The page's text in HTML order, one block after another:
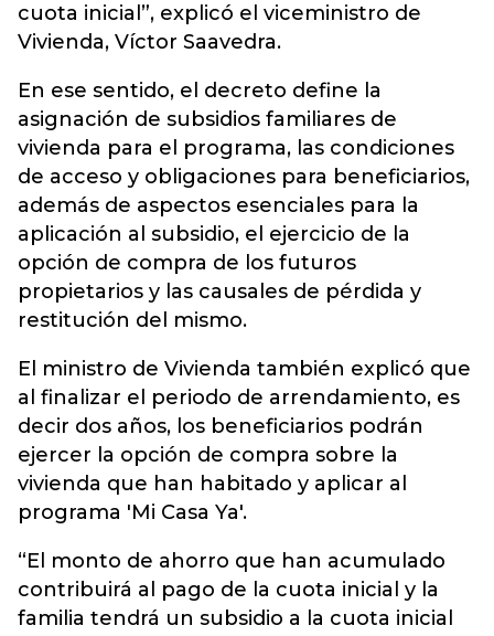
cuota inicial”, explicó el viceministro de
Vivienda, Víctor Saavedra.
En ese sentido, el decreto define la
asignación de subsidios familiares de
vivienda para el programa, las condiciones
de acceso y obligaciones para beneficiarios,
además de aspectos esenciales para la
aplicación al subsidio, el ejercicio de la
opción de compra de los futuros
propietarios y las causales de pérdida y
restitución del mismo.
El ministro de Vivienda también explicó que
al finalizar el periodo de arrendamiento, es
decir dos años, los beneficiarios podrán
ejercer la opción de compra sobre la
vivienda que han habitado y aplicar al
programa 'Mi Casa Ya'.
“El monto de ahorro que han acumulado
contribuirá al pago de la cuota inicial y la
familia tendrá un subsidio a la cuota inicial